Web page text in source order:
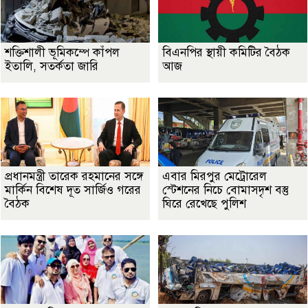
শক্তিশালী ভূমিকম্পে কাঁপল
ইতালি, সতর্কতা জারি
বিএনপির স্থায়ী কমিটির বৈঠক
আজ
প্রধানমন্ত্রী তারেক রহমানের সঙ্গে
মার্কিন বিশেষ দূত সার্জিও গরের
বৈঠক
এবার মিরপুর মেট্রোরেল
স্টেশনের নিচে বোমাসদৃশ বস্তু
ঘিরে রেখেছে পুলিশ